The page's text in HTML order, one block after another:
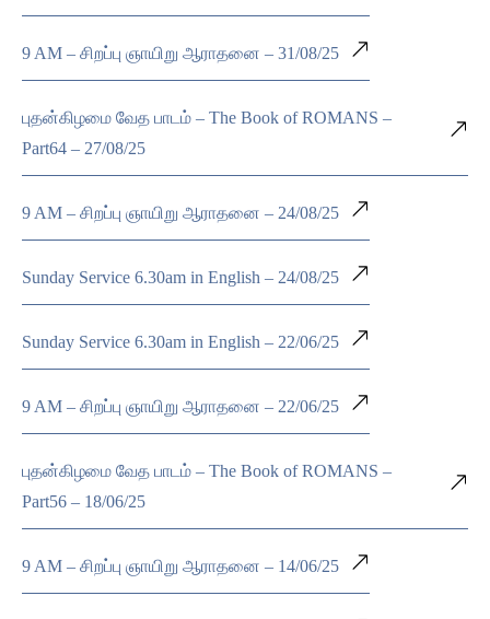
9 AM – சிறப்பு ஞாயிறு ஆராதனை – 31/08/25
புதன்கிழமை வேத பாடம் – The Book of ROMANS –
Part64 – 27/08/25
9 AM – சிறப்பு ஞாயிறு ஆராதனை – 24/08/25
Sunday Service 6.30am in English – 24/08/25
Sunday Service 6.30am in English – 22/06/25
9 AM – சிறப்பு ஞாயிறு ஆராதனை – 22/06/25
புதன்கிழமை வேத பாடம் – The Book of ROMANS –
Part56 – 18/06/25
9 AM – சிறப்பு ஞாயிறு ஆராதனை – 14/06/25